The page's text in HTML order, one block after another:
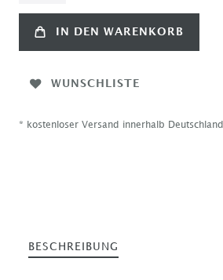
IN DEN WARENKORB
WUNSCHLISTE
* kostenloser Versand innerhalb Deutschland
BESCHREIBUNG